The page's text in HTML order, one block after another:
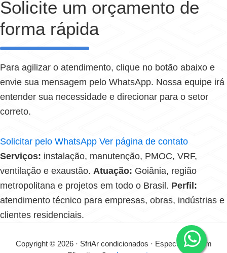
Solicite um orçamento de
forma rápida
Para agilizar o atendimento, clique no botão abaixo e
envie sua mensagem pelo WhatsApp. Nossa equipe irá
entender sua necessidade e direcionar para o setor
correto.
Solicitar pelo WhatsApp Ver página de contato
Serviços: instalação, manutenção, PMOC, VRF,
ventilação e exaustão. Atuação: Goiânia, região
metropolitana e projetos em todo o Brasil. Perfil:
atendimento técnico para empresas, obras, indústrias e
clientes residenciais.
Copyright © 2026 · SfriAr condicionados · Especialistas em